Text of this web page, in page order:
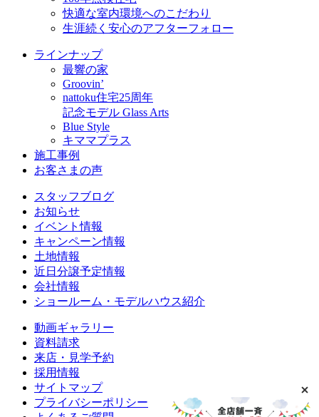
快適な室内環境へのこだわり
生涯続く安心のアフターフォロー
ラインナップ
最響の家
Groovin’
nattoku住宅25周年
記念モデル Glass Arts
Blue Style
キママプラス
施工事例
お客さまの声
スタッフブログ
お知らせ
イベント情報
キャンペーン情報
土地情報
近日分譲予定情報
会社情報
ショールーム・モデルハウス紹介
動画ギャラリー
資料請求
来店・見学予約
採用情報
サイトマップ
プライバシーポリシー